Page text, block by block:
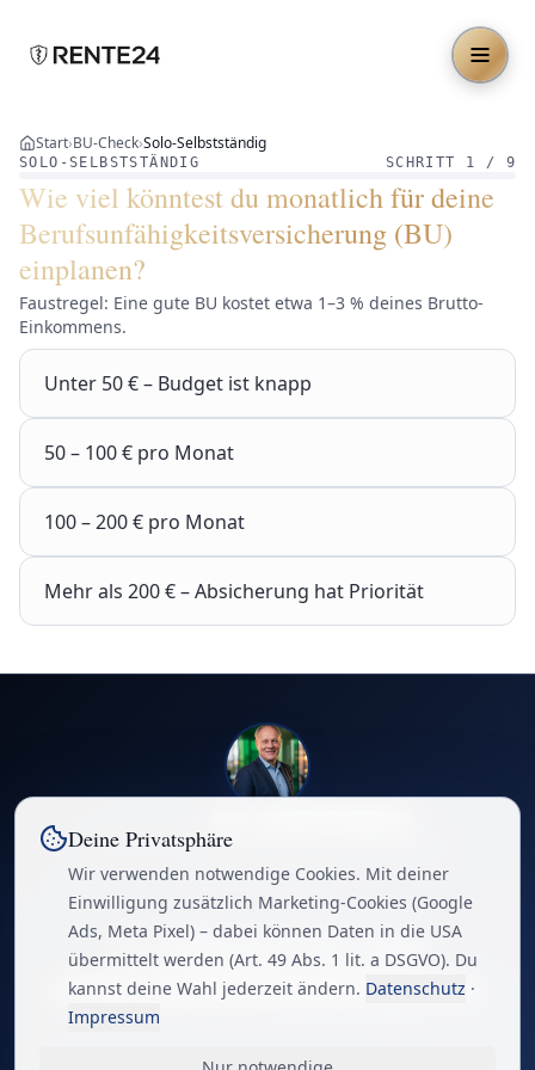
Start›BU-Check›Solo-Selbstständig
SOLO-SELBSTSTÄNDIG SCHRITT 1 / 9
Wie viel könntest du monatlich für deine
Berufsunfähigkeitsversicherung (BU)
einplanen?
Faustregel: Eine gute BU kostet etwa 1–3 % deines Brutto-
Einkommens.
Unter 50 € – Budget ist knapp
50 – 100 € pro Monat
100 – 200 € pro Monat
Mehr als 200 € – Absicherung hat Priorität
Rainer Ernst· BU-Spezialist für Ärzt:innen &
Unternehmer:innen.
Persönlich· Datenbasiert· DSGVO-konform
Datenschutz·Impressum Cookie-Einstellungen Quellen & Belege
© 2025–2026 Rente24 · Alle Rechte vorbehalten.
Hinweis: Rente24 ist ein unabhängiger Marktplatz und Informationsportal für
Deine Privatsphäre
Wir verwenden notwendige Cookies. Mit deiner
Einwilligung zusätzlich Marketing-Cookies (Google
Ads, Meta Pixel) – dabei können Daten in die USA
übermittelt werden (Art. 49 Abs. 1 lit. a DSGVO). Du
kannst deine Wahl jederzeit ändern. Datenschutz ·
Impressum